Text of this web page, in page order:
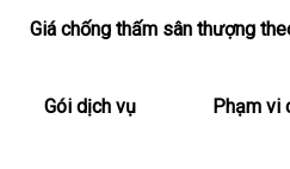
Giá chống thấm sân thượng
Gói dịch vụ Phạm vi